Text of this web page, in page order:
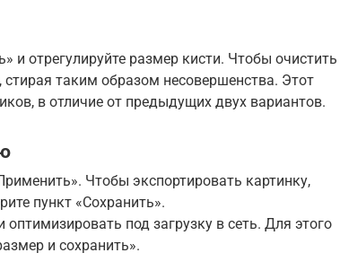
и отрегулируйте размер кисти. Чтобы очистить
таким образом несовершенства. Этот
в отличие от предыдущих двух вариантов.
Чтобы экспортировать картинку,
пункт «Сохранить».
под загрузку в сеть. Для этого
и сохранить».